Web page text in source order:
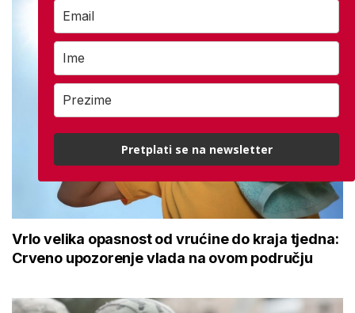
Vrlo velika opasnost od vrućine do kraja tjedna:
Crveno upozorenje vlada na ovom području
Pretplati se na newsletter